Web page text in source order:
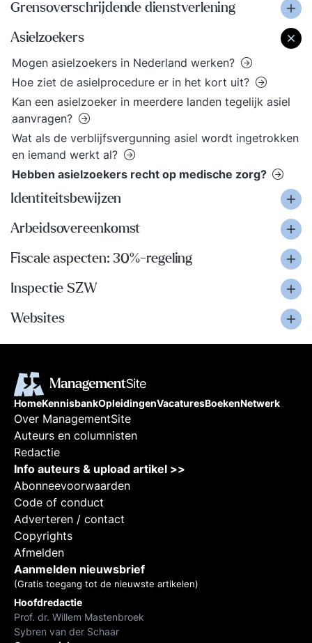
Grensoverschrijdende dienstverlening
Asielzoekers
Mogen asielzoekers in Nederland werken?
Hoe ziet de asielprocedure er in het kort uit?
Kan een asielzoeker in meerdere landen tegelijk asiel
aanvragen?
Wat als de verblijfsvergunning asiel wordt ingetrokken
en iemand werkt al?
Hebben asielzoekers recht op medische zorg?
Identiteitsbewijzen
Arbeidsovereenkomst
Fiscale aspecten: 30%-regeling
Inspectie SZW
Websites
HomeKennisbankOpleidingenVacaturesBoekenNetwerk
Over ManagementSite
Auteurs en columnisten
Redactie
Info auteurs & upload artikel >>
Abonneevoorwaarden
Code of conduct
Adverteren / contact
Copyrights
Afmelden
Aanmelden nieuwsbrief
(Gratis toegang tot de nieuwste artikelen)
Hoofdredactie
Prof. dr. Willem Mastenbroek
Sybren van der Schaar